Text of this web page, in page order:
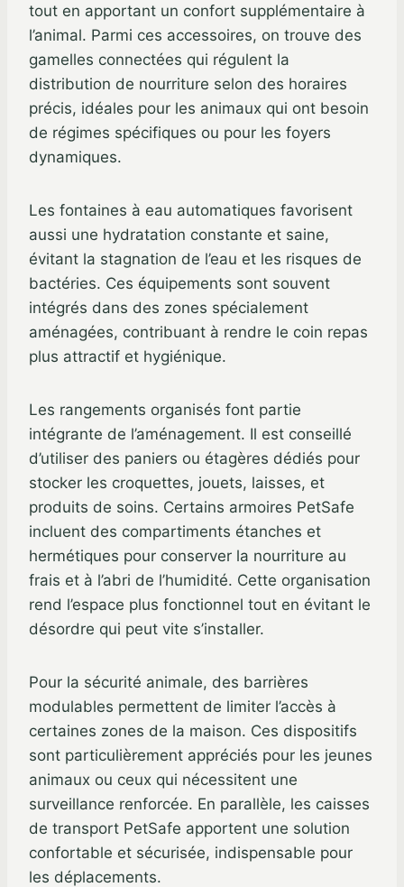
tout en apportant un confort supplémentaire à
l’animal. Parmi ces accessoires, on trouve des
gamelles connectées qui régulent la
distribution de nourriture selon des horaires
précis, idéales pour les animaux qui ont besoin
de régimes spécifiques ou pour les foyers
dynamiques.
Les fontaines à eau automatiques favorisent
aussi une hydratation constante et saine,
évitant la stagnation de l’eau et les risques de
bactéries. Ces équipements sont souvent
intégrés dans des zones spécialement
aménagées, contribuant à rendre le coin repas
plus attractif et hygiénique.
Les rangements organisés font partie
intégrante de l’aménagement. Il est conseillé
d’utiliser des paniers ou étagères dédiés pour
stocker les croquettes, jouets, laisses, et
produits de soins. Certains armoires PetSafe
incluent des compartiments étanches et
hermétiques pour conserver la nourriture au
frais et à l’abri de l’humidité. Cette organisation
rend l’espace plus fonctionnel tout en évitant le
désordre qui peut vite s’installer.
Pour la sécurité animale, des barrières
modulables permettent de limiter l’accès à
certaines zones de la maison. Ces dispositifs
sont particulièrement appréciés pour les jeunes
animaux ou ceux qui nécessitent une
surveillance renforcée. En parallèle, les caisses
de transport PetSafe apportent une solution
confortable et sécurisée, indispensable pour
les déplacements.